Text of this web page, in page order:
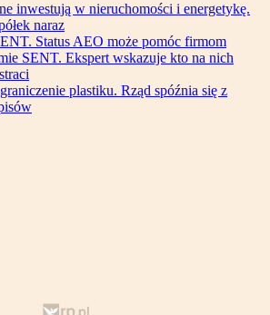
inwestują w nieruchomości i energetykę.
naraz
Status AEO może pomóc firmom
SENT. Ekspert wskazuje kto na nich
plastiku. Rząd spóźnia się z